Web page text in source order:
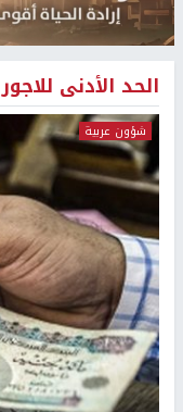
الحد الأدنى للاجور
شؤون عربية